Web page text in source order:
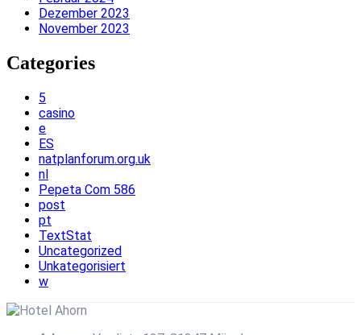
Dezember 2023
November 2023
Categories
5
casino
e
ES
natplanforum.org.uk
nl
Pepeta Com 586
post
pt
TextStat
Uncategorized
Unkategorisiert
w